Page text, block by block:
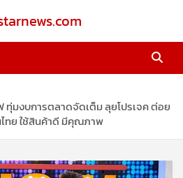
hotstarnews.com
มงบการตลาดจัดเต็ม ลุยโปรเจค ต่อย
ทย ใช้สินค้าดี มีคุณภาพ